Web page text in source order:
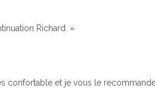
Richard. »
confortable et je vous le